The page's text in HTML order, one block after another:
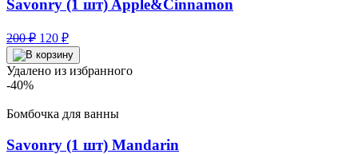
Savonry (1 шт) Apple&Cinnamon
200₽ Первоначальная
цена
составляла
120 ₽Текущая
цена:
120 ₽.
Удалено из избранного
-40%
Бомбочка для ванны
Savonry (1 шт) Mandarin